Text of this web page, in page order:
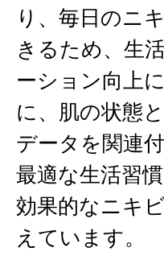
り、毎日のニ
きるため、生
ーション向上
に、肌の状態
データを関連
最適な生活習
効果的なニキ
えています。